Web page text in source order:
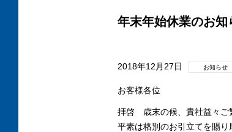
年末年始休業のお知
2018年12月27日 お知らせ
お客様各位
拝啓 歳末の候、貴社益々ご
平素は格別のお引立てを賜り